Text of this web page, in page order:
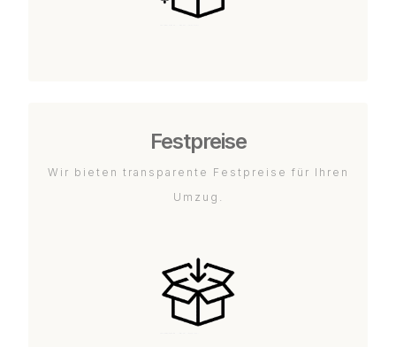
Festpreise
Wir bieten transparente Festpreise für Ihren
Umzug.